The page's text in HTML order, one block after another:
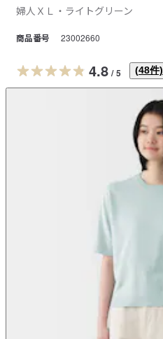
ト
ト
ア
婦人ＸＬ・ライトグリーン
商品番号 23002660
4.8 / 5 (48件)